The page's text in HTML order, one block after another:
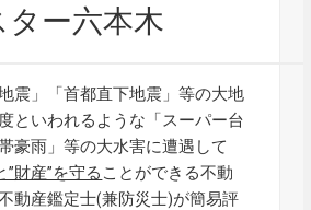
ター六本木
震」「首都直下地震」等の大地
といわれるような「スーパー台
豪雨」等の大水害に遭遇して
”財産”を守る ことができる不動
動産鑑定士(兼防災士)が簡易評